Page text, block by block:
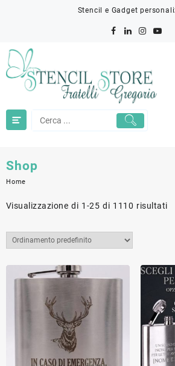
Stencil e Gadget
Shop
Home
Visualizzazione di 1-25 di 1110 risultati